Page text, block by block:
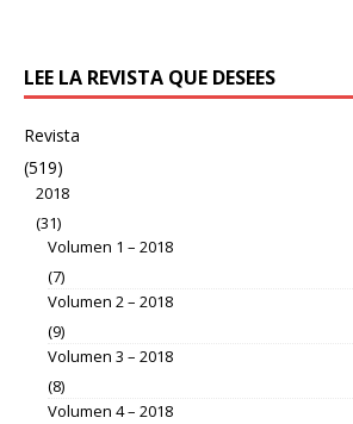
LEE LA REVISTA QUE DESEES
Revista
(519)
2018
(31)
Volumen 1 – 2018
(7)
Volumen 2 – 2018
(9)
Volumen 3 – 2018
(8)
Volumen 4 – 2018